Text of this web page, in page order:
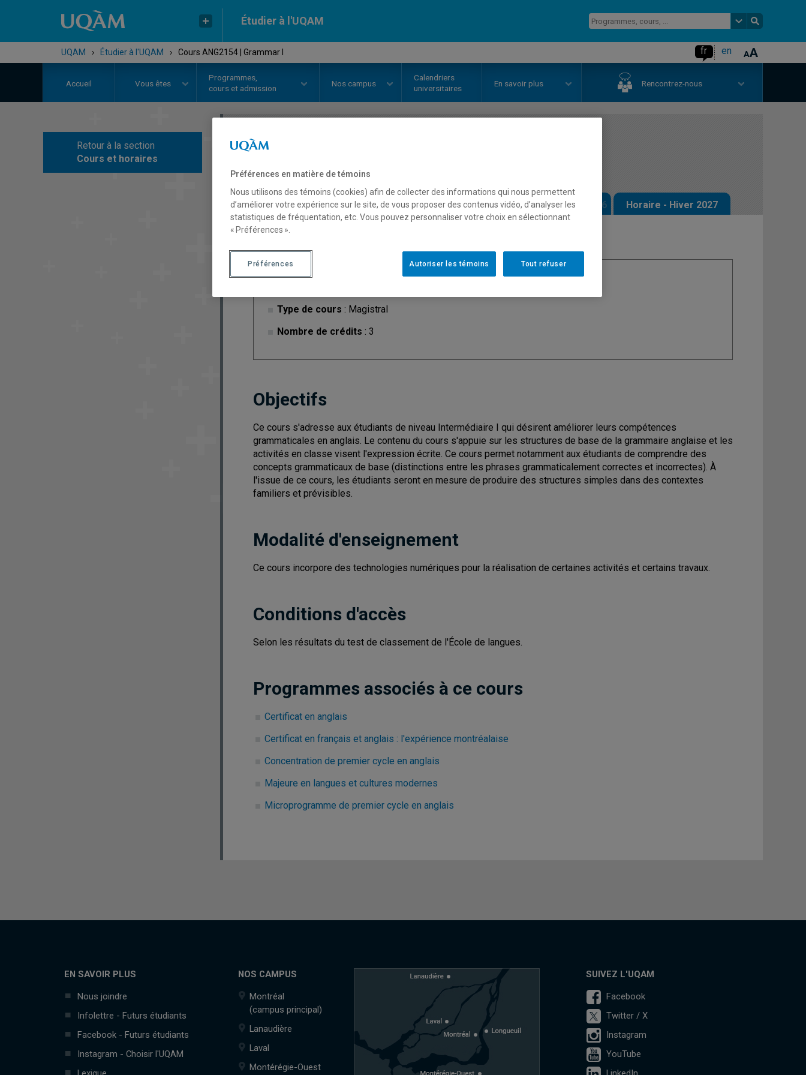
Étudier à l'UQAM
UQAM › Étudier à l'UQAM › Cours ANG2154 | Grammar I fr en
Accueil Vous êtes
Programmes,
cours et admission
Nos campus
Calendriers
universitaires
En savoir plus Rencontrez-nous
Retour à la section
Cours et horaires
Description Horaire - Été 2026 Horaire - Automne 2026 Horaire - Hiver 2027
Type de cours : Magistral
Nombre de crédits : 3
Objectifs
Ce cours s'adresse aux étudiants de niveau Intermédiaire I qui désirent améliorer leurs compétences
grammaticales en anglais. Le contenu du cours s'appuie sur les structures de base de la grammaire anglaise et les
activités en classe visent l'expression écrite. Ce cours permet notamment aux étudiants de comprendre des
concepts grammaticaux de base (distinctions entre les phrases grammaticalement correctes et incorrectes). À
l'issue de ce cours, les étudiants seront en mesure de produire des structures simples dans des contextes
familiers et prévisibles.
Modalité d'enseignement
Ce cours incorpore des technologies numériques pour la réalisation de certaines activités et certains travaux.
Conditions d'accès
Selon les résultats du test de classement de l'École de langues.
Programmes associés à ce cours
Certificat en anglais
Certificat en français et anglais : l'expérience montréalaise
Concentration de premier cycle en anglais
Majeure en langues et cultures modernes
Microprogramme de premier cycle en anglais
EN SAVOIR PLUS
Nous joindre
Infolettre - Futurs étudiants
Facebook - Futurs étudiants
Instagram - Choisir l'UQAM
NOS CAMPUS
Montréal
(campus principal)
Lanaudière
Laval
Montérégie-Ouest
SUIVEZ L'UQAM
Facebook
Twitter / X
Instagram
YouTube
Préférences en matière de témoins
Nous utilisons des témoins (cookies) afin de collecter des informations qui nous permettent
d’améliorer votre expérience sur le site, de vous proposer des contenus vidéo, d’analyser les
statistiques de fréquentation, etc. Vous pouvez personnaliser votre choix en sélectionnant
« Préférences ».
Tout refuser
Autoriser les témoins
Préférences